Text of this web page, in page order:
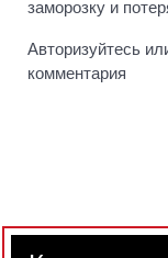
заморозку и
Авторизуйтесь
комментария